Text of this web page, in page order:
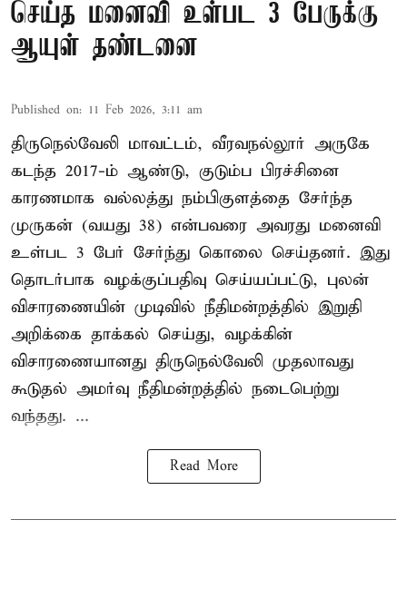
செய்த மனைவி உள்பட 3 பேருக்கு
ஆயுள் தண்டனை
Published on: 11 Feb 2026, 3:11 am
திருநெல்வேலி மாவட்டம், வீரவநல்லூர் அருகே
கடந்த 2017-ம் ஆண்டு, குடும்ப பிரச்சினை
காரணமாக வல்லத்து நம்பிகுளத்தை சேர்ந்த
முருகன் (வயது 38) என்பவரை அவரது மனைவி
உள்பட 3 பேர் சேர்ந்து கொலை செய்தனர். இது
தொடர்பாக வழக்குப்பதிவு செய்யப்பட்டு, புலன்
விசாரணையின் முடிவில் நீதிமன்றத்தில் இறுதி
அறிக்கை தாக்கல் செய்து, வழக்கின்
விசாரணையானது திருநெல்வேலி முதலாவது
கூடுதல் அமர்வு நீதிமன்றத்தில் நடைபெற்று
வந்தது. ...
Read More